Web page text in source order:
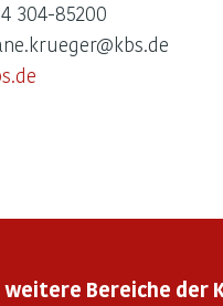
304-85200
weitere Bereiche der